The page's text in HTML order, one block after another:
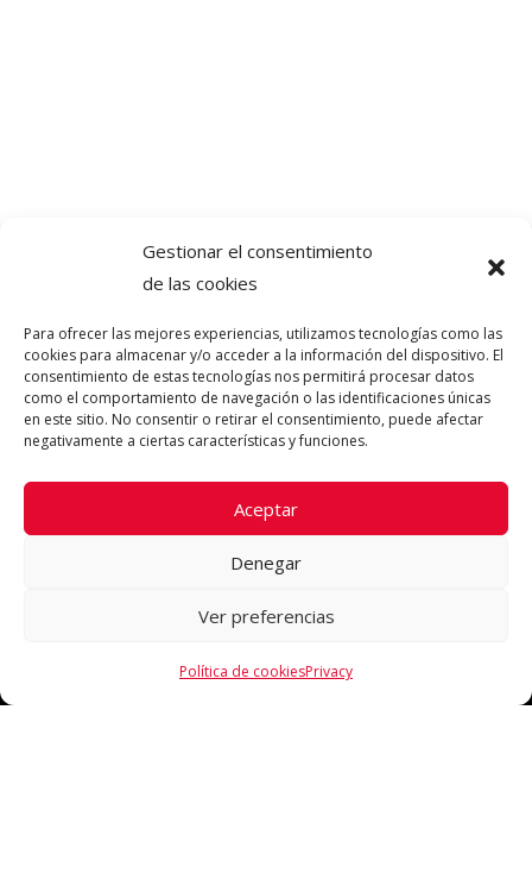
Gestionar el consentimiento
de las cookies
Para ofrecer las mejores experiencias, utilizamos tecnologías como las
cookies para almacenar y/o acceder a la información del dispositivo. El
consentimiento de estas tecnologías nos permitirá procesar datos
como el comportamiento de navegación o las identificaciones únicas
en este sitio. No consentir o retirar el consentimiento, puede afectar
negativamente a ciertas características y funciones.
Aceptar
Denegar
Ver preferencias
Política de cookiesPrivacy